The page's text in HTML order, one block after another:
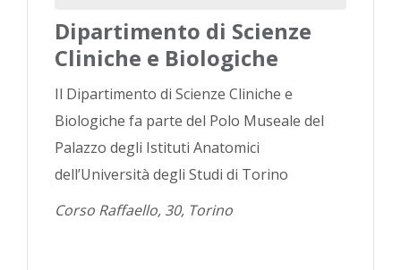
Dipartimento di Scienze
Cliniche e Biologiche
Il Dipartimento di Scienze Cliniche e
Biologiche fa parte del Polo Museale del
Palazzo degli Istituti Anatomici
dell’Università degli Studi di Torino
Corso Raffaello, 30, Torino